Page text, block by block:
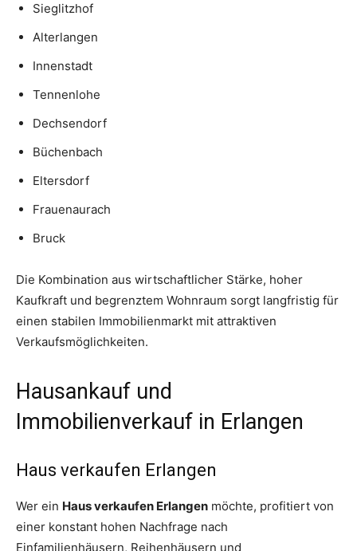
Sieglitzhof
Alterlangen
Innenstadt
Tennenlohe
Dechsendorf
Büchenbach
Eltersdorf
Frauenaurach
Bruck
Die Kombination aus wirtschaftlicher Stärke, hoher
Kaufkraft und begrenztem Wohnraum sorgt langfristig für
einen stabilen Immobilienmarkt mit attraktiven
Verkaufsmöglichkeiten.
Hausankauf und
Immobilienverkauf in Erlangen
Haus verkaufen Erlangen
Wer ein Haus verkaufen Erlangen möchte, profitiert von
einer konstant hohen Nachfrage nach
Einfamilienhäusern, Reihenhäusern und